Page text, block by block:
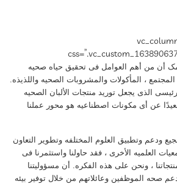
[/
أن من أهم العوامل فی تحقیق حیاه صحیه
، المأکولات والمشروبات الصحیه واللذیذه.
الذی یجعل تورید منتجات الألبان الصحیه
بعیدًا عن أی مکونات اصطناعیه هو محور عملنا
ودعم وتطبیق العلوم المختلفه وتطویر التعاون
العلمیه الأخرى ، فقد حاولنا واستثمرنا فی
، ونحن على هذه الفکره. أن مسؤولیتنا
صحه الموظفین وعائلاتهم من خلال توفیر بیئه